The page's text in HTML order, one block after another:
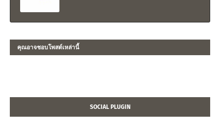
คุณอาจชอบโพสต์เหล่านี้
SOCIAL PLUGIN